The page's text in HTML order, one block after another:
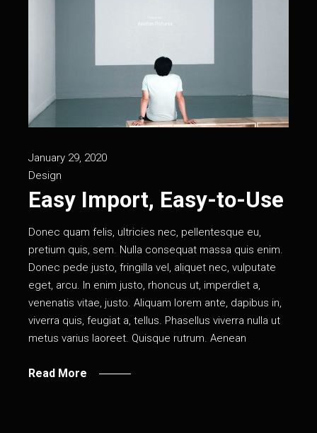
January 29, 2020
Design
Easy Import, Easy-to-Use
Donec quam felis, ultricies nec, pellentesque eu,
pretium quis, sem. Nulla consequat massa quis enim.
Donec pede justo, fringilla vel, aliquet nec, vulputate
eget, arcu. In enim justo, rhoncus ut, imperdiet a,
venenatis vitae, justo. Aliquam lorem ante, dapibus in,
viverra quis, feugiat a, tellus. Phasellus viverra nulla ut
metus varius laoreet. Quisque rutrum. Aenean
Read More